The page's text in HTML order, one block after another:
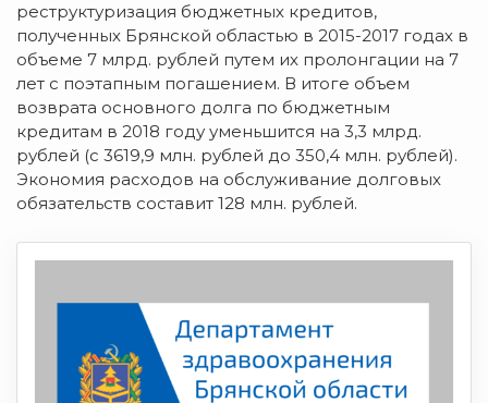
реструктуризация бюджетных кредитов,
полученных Брянской областью в 2015-2017 годах в
объеме 7 млрд. рублей путем их пролонгации на 7
лет с поэтапным погашением. В итоге объем
возврата основного долга по бюджетным
кредитам в 2018 году уменьшится на 3,3 млрд.
рублей (с 3619,9 млн. рублей до 350,4 млн. рублей).
Экономия расходов на обслуживание долговых
обязательств составит 128 млн. рублей.